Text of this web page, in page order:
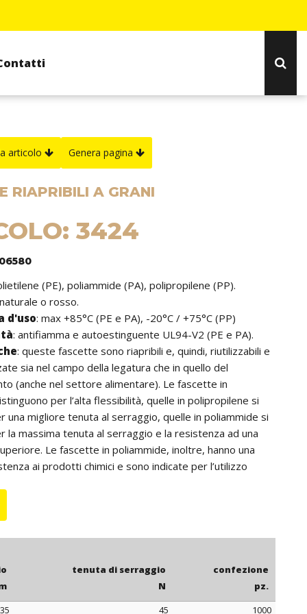
articolo Genera pagina
RIAPRIBILI A GRANI
3424
(PE), poliammide (PA), polipropilene (PP).
o rosso.
d'uso: max +85°C (PE e PA), -20°C / +75°C (PP)
: antifiamma e autoestinguente UL94-V2 (PE e PA).
: queste fascette sono riapribili e, quindi, riutilizzabili e
sia nel campo della legatura che in quello del
(anche nel settore alimentare). Le fascette in
per l’alta flessibilità, quelle in polipropilene si
una migliore tenuta al serraggio, quelle in poliammide si
la massima tenuta al serraggio e la resistenza ad una
Le fascette in poliammide, inoltre, hanno una
ai prodotti chimici e sono indicate per l’utilizzo
o giallo.
tenuta di serraggio
N
confezione
pz.
35 45
1000